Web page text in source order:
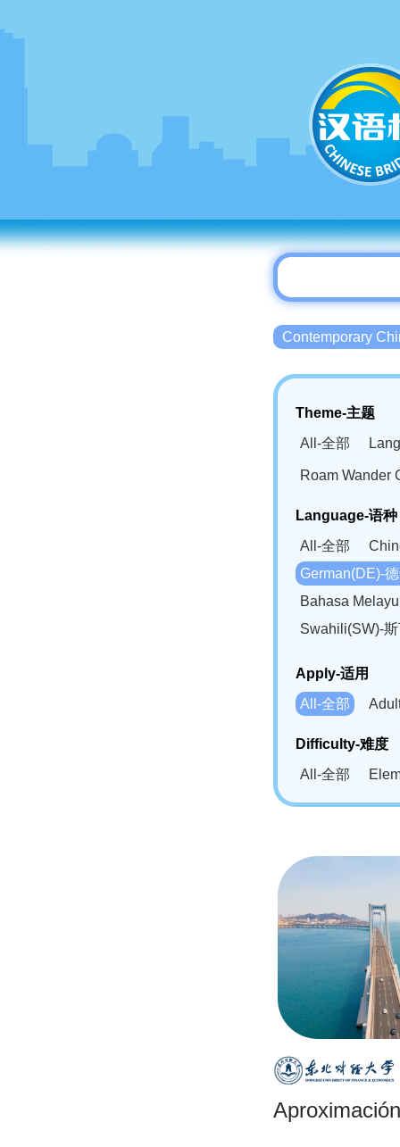
Contemporary
Theme-主题
All-全部
Roam Wander
Language-语种
All-全部
German(DE)-
Bahasa
Swahili(SW)-
Apply-适用
All-全部
Difficulty-难度
All-全部